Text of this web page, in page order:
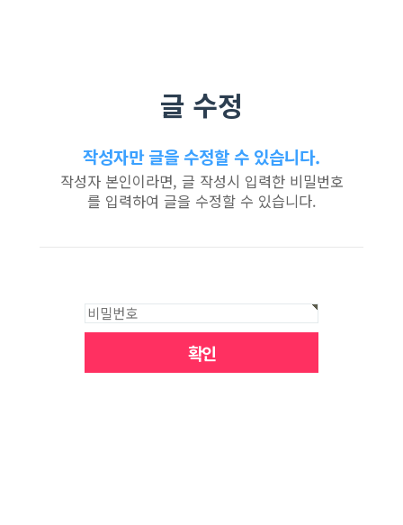
글 수정
작성자만 글을 수정할 수 있습니다.
작성자 본인이라면, 글 작성시 입력한 비밀번호
를 입력하여 글을 수정할 수 있습니다.